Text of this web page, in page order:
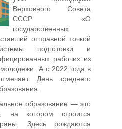
Верховного Совета
СССР «О
государственных
отправной точкой
подготовки и
рабочих из
молодежи. А с 2022 года в
День среднего
образование — это
на котором строится
Здесь рождаются